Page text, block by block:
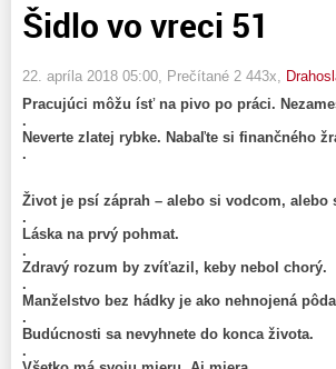
Šidlo vo vreci 51
22. apríla 2018 05:00 , Prečítané 2 443x,
Pracujúci môžu ísť na pivo po práci.
.
Neverte zlatej rybke. Nabaľte si finančného
.
Život je psí záprah – alebo si vodcom,
.
Láska na prvý pohmat.
.
Zdravý rozum by zvíťazil, keby nebol chorý.
.
Manželstvo bez hádky je ako nehnojená
.
Budúcnosti sa nevyhnete do konca života.
.